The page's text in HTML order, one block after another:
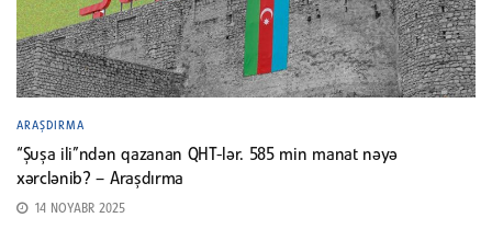
ARAŞDIRMA
“Şuşa ili”ndən qazanan QHT-lər. 585 min manat nəyə
xərclənib? – Araşdırma
14 NOYABR 2025